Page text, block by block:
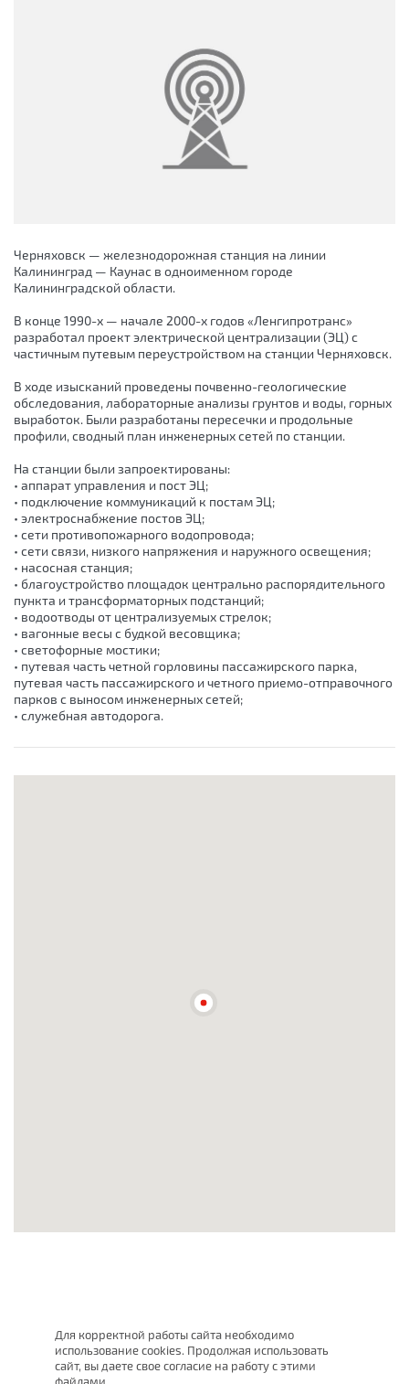
Черняховск — железнодорожная станция на линии
Калининград — Каунас в одноименном городе
Калининградской области.
В конце 1990-х — начале 2000-х годов «Ленгипротранс»
разработал проект электрической централизации (ЭЦ) с
частичным путевым переустройством на станции Черняховск.
В ходе изысканий проведены почвенно-геологические
обследования, лабораторные анализы грунтов и воды, горных
выработок. Были разработаны пересечки и продольные
профили, сводный план инженерных сетей по станции.
На станции были запроектированы:
• аппарат управления и пост ЭЦ;
• подключение коммуникаций к постам ЭЦ;
• электроснабжение постов ЭЦ;
• сети противопожарного водопровода;
• сети связи, низкого напряжения и наружного освещения;
• насосная станция;
• благоустройство площадок центрально распорядительного
пункта и трансформаторных подстанций;
• водоотводы от централизуемых стрелок;
• вагонные весы с будкой весовщика;
• светофорные мостики;
• путевая часть четной горловины пассажирского парка,
путевая часть пассажирского и четного приемо-отправочного
парков с выносом инженерных сетей;
• служебная автодорога.
Для корректной работы сайта необходимо
использование cookies. Продолжая использовать
сайт, вы даете свое согласие на работу с этими